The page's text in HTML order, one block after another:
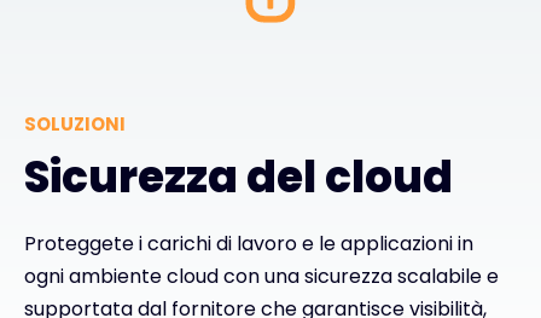
Portale dei partner
Accesso Exclusive Access
Exclusive Access - Per saperne di più
SOLUZIONI
Sicurezza del cloud
Proteggete i carichi di lavoro e le applicazioni in
ogni ambiente cloud con una sicurezza scalabile e
supportata dal fornitore che garantisce visibilità,